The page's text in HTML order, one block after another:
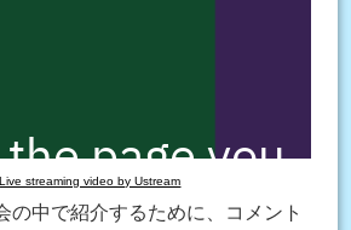
Live streaming video by Ustream
の中で紹介するために、コメント